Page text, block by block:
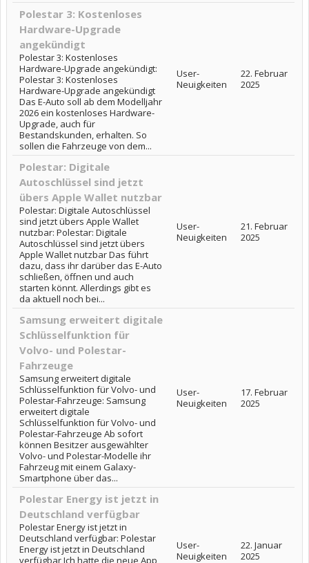
Polestar 3: Kostenloses
Hardware-Upgrade
angekündigt
Polestar 3: Kostenloses
Hardware-Upgrade angekündigt:
Polestar 3: Kostenloses
Hardware-Upgrade angekündigt
Das E-Auto soll ab dem Modelljahr
2026 ein kostenloses Hardware-
Upgrade, auch für
Bestandskunden, erhalten. So
sollen die Fahrzeuge von dem...
User-
Neuigkeiten
22. Februar
2025
Polestar: Digitale
Autoschlüssel sind jetzt
übers Apple Wallet nutzbar
Polestar: Digitale Autoschlüssel
sind jetzt übers Apple Wallet
nutzbar: Polestar: Digitale
Autoschlüssel sind jetzt übers
Apple Wallet nutzbar Das führt
dazu, dass ihr darüber das E-Auto
schließen, öffnen und auch
starten könnt. Allerdings gibt es
da aktuell noch bei...
User-
Neuigkeiten
21. Februar
2025
Samsung erweitert digitale
Schlüsselfunktion für
Volvo- und Polestar-
Fahrzeuge
Samsung erweitert digitale
Schlüsselfunktion für Volvo- und
Polestar-Fahrzeuge: Samsung
erweitert digitale
Schlüsselfunktion für Volvo- und
Polestar-Fahrzeuge Ab sofort
können Besitzer ausgewählter
Volvo- und Polestar-Modelle ihr
Fahrzeug mit einem Galaxy-
Smartphone über das...
User-
Neuigkeiten
17. Februar
2025
Polestar Energy ist jetzt in
Deutschland verfügbar
Polestar Energy ist jetzt in
Deutschland verfügbar: Polestar
Energy ist jetzt in Deutschland
verfügbar Ich hatte die neue App
User-
Neuigkeiten
22. Januar
2025